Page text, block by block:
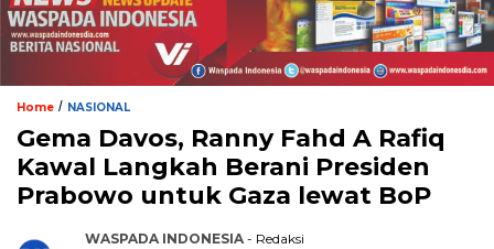
Home / NASIONAL
Gema Davos, Ranny Fahd A Rafiq
Kawal Langkah Berani Presiden
Prabowo untuk Gaza lewat BoP
WASPADA INDONESIA - Redaksi